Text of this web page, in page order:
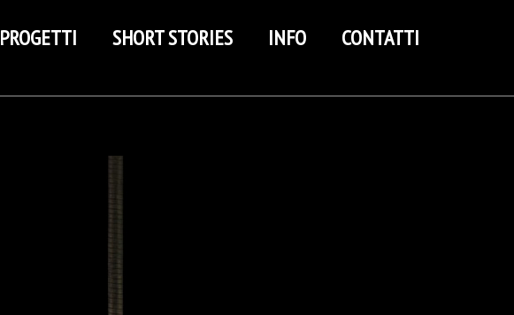
PROGETTI SHORT STORIES INFO CONTATTI